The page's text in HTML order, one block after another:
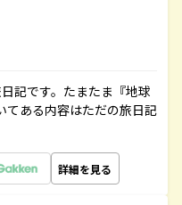
記です。たまたま『地球
てある内容はただの旅日記
詳細を見る